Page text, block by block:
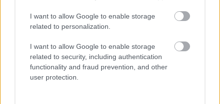
I want to allow Google to enable storage
related to personalization.
I want to allow Google to enable storage
related to security, including authentication
functionality and fraud prevention, and other
user protection.